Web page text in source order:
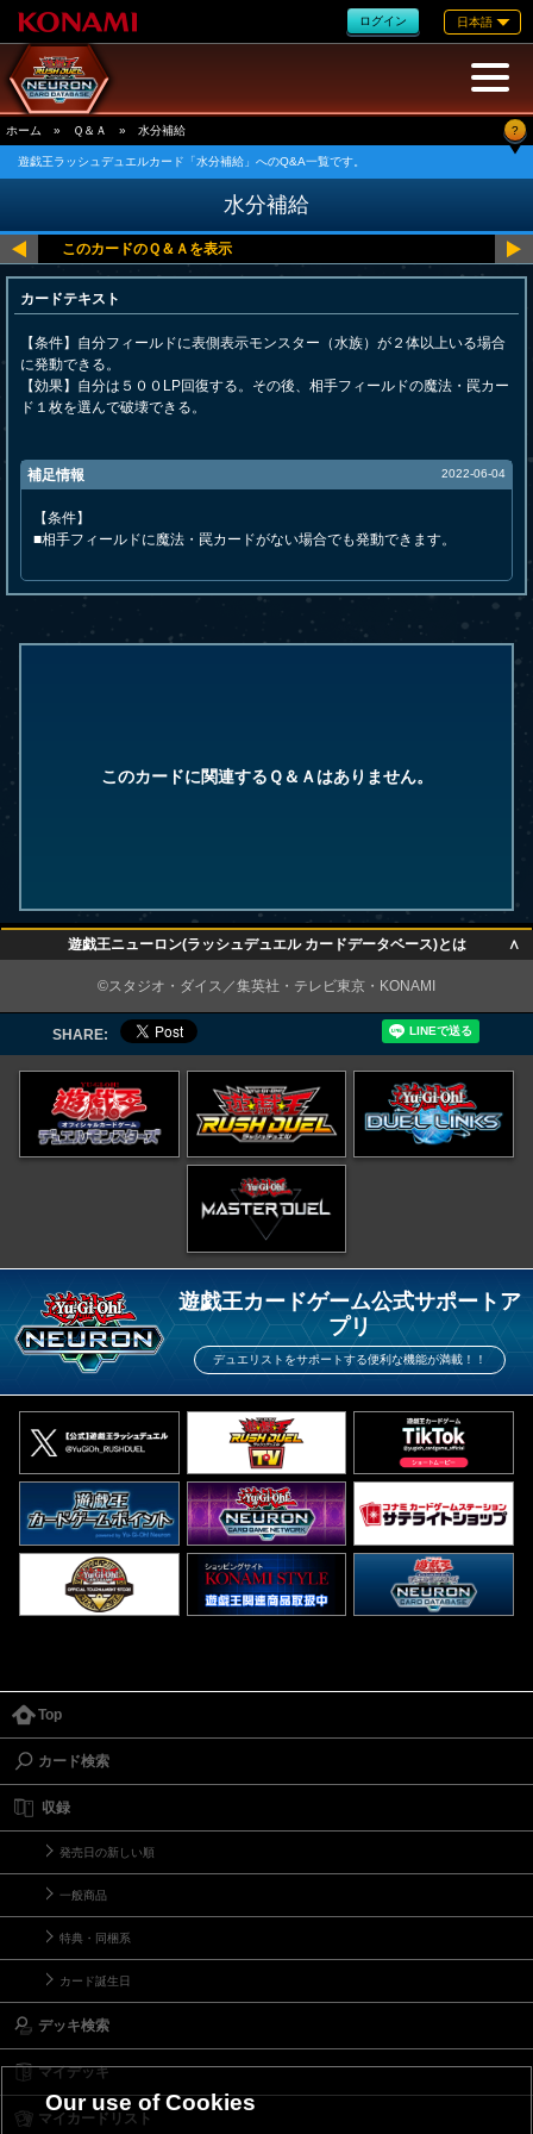
ログイン 日本語
ホーム » Ｑ＆Ａ » 水分補給 ?
遊戯王ラッシュデュエルカード「水分補給」へのQ&A一覧です。
水分補給
カードテキスト
【条件】自分フィールドに表側表示モンスター（水族）が２体以上いる場合
に発動できる。
【効果】自分は５００LP回復する。その後、相手フィールドの魔法・罠カー
ド１枚を選んで破壊できる。
補足情報 2022-06-04
【条件】
■相手フィールドに魔法・罠カードがない場合でも発動できます。
このカードに関連するＱ＆Ａはありません。
遊戯王ニューロン(ラッシュデュエル カードデータベース)とは ∧
©スタジオ・ダイス／集英社・テレビ東京・KONAMI
SHARE:
遊戯王カードゲーム公式サポートア
プリ
デュエリストをサポートする便利な機能が満載！！
Top
カード検索
収録
発売日の新しい順
一般商品
特典・同梱系
カード誕生日
デッキ検索
マイデッキ
マイカードリスト
Our use of Cookies